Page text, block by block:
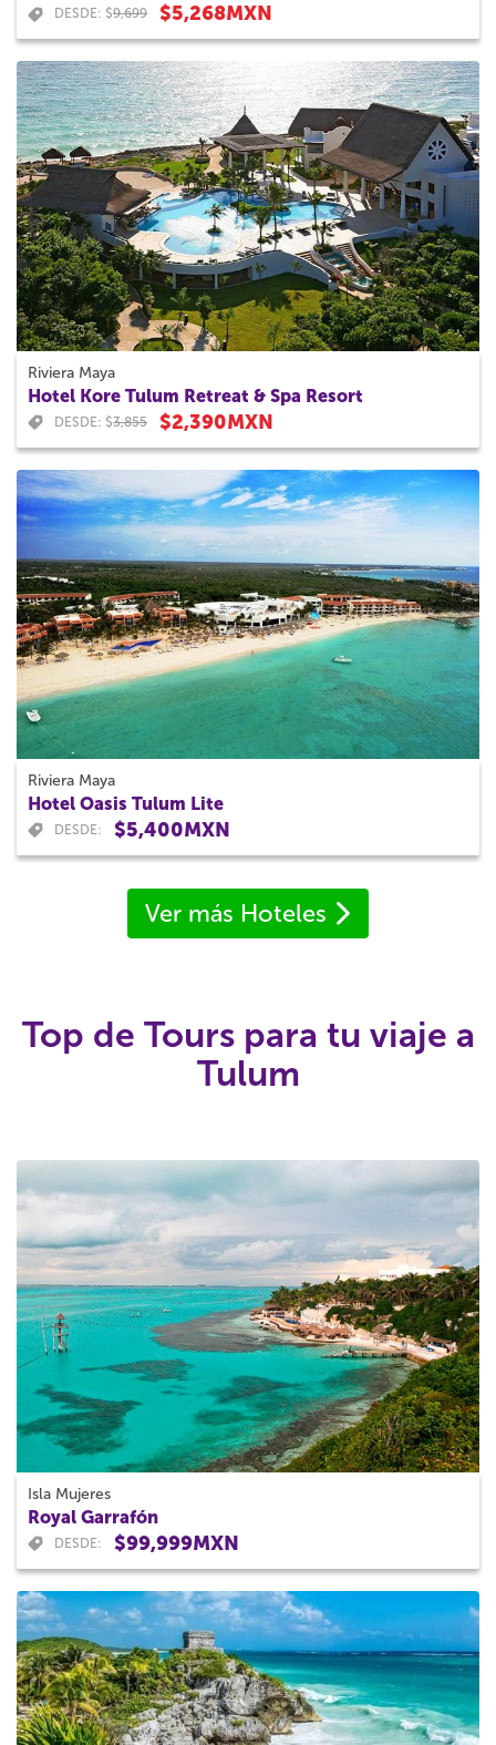
DESDE: $9,699 $5,268MXN
Riviera Maya
Hotel Kore Tulum Retreat & Spa Resort
DESDE: $3,855 $2,390MXN
Riviera Maya
Hotel Oasis Tulum Lite
DESDE: $5,400MXN
Ver más Hoteles
Top de Tours para tu viaje a
Tulum
Isla Mujeres
Royal Garrafón
DESDE: $99,999MXN